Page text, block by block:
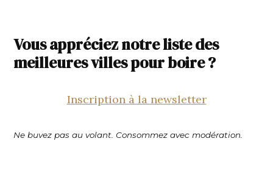
Vous appréciez notre liste des
meilleures villes pour boire ?
Inscription à la newsletter
Ne buvez pas au volant. Consommez avec modération.